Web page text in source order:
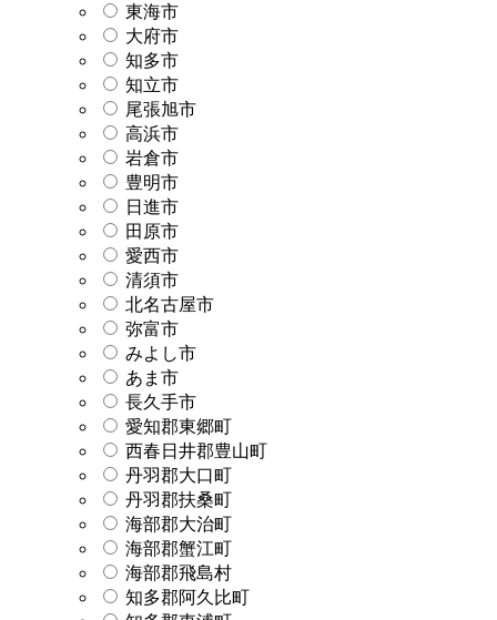
東海市
大府市
知多市
知立市
尾張旭市
高浜市
岩倉市
豊明市
日進市
田原市
愛西市
清須市
北名古屋市
弥富市
みよし市
あま市
長久手市
愛知郡東郷町
西春日井郡豊山町
丹羽郡大口町
丹羽郡扶桑町
海部郡大治町
海部郡蟹江町
海部郡飛島村
知多郡阿久比町